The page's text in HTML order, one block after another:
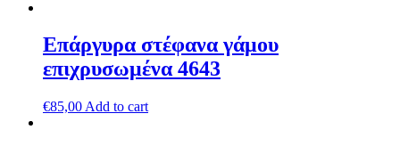
Επάργυρα στέφανα γάμου
επιχρυσωμένα 4643
€85,00 Add to cart